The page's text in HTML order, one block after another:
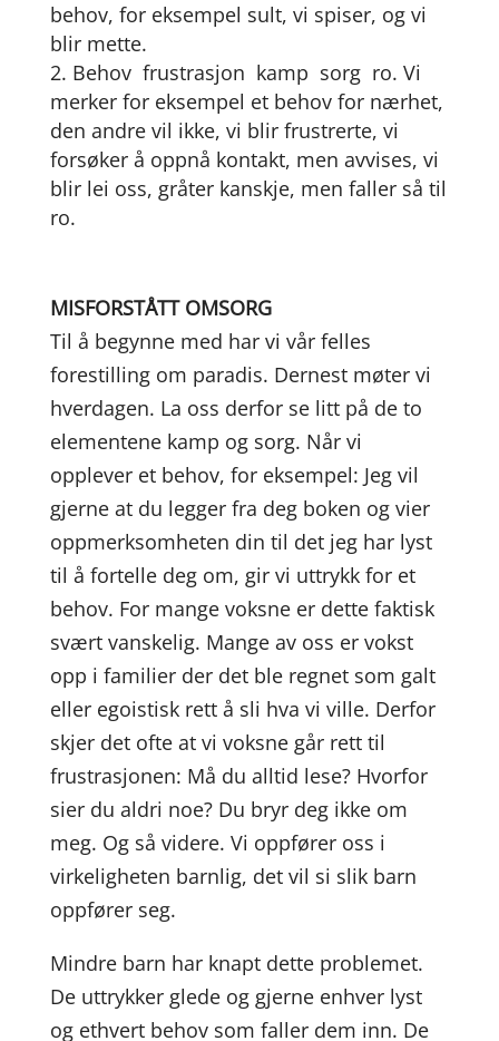
behov, for eksempel sult, vi spiser, og vi
blir mette.
Behov  frustrasjon  kamp  sorg  ro. Vi
merker for eksempel et behov for nærhet,
den andre vil ikke, vi blir frustrerte, vi
forsøker å oppnå kontakt, men avvises, vi
blir lei oss, gråter kanskje, men faller så til
ro.
MISFORSTÅTT OMSORG
Til å begynne med har vi vår felles
forestilling om paradis. Dernest møter vi
hverdagen. La oss derfor se litt på de to
elementene kamp og sorg. Når vi
opplever et behov, for eksempel: Jeg vil
gjerne at du legger fra deg boken og vier
oppmerksomheten din til det jeg har lyst
til å fortelle deg om, gir vi uttrykk for et
behov. For mange voksne er dette faktisk
svært vanskelig. Mange av oss er vokst
opp i familier der det ble regnet som galt
eller egoistisk rett å sli hva vi ville. Derfor
skjer det ofte at vi voksne går rett til
frustrasjonen: Må du alltid lese? Hvorfor
sier du aldri noe? Du bryr deg ikke om
meg. Og så videre. Vi oppfører oss i
virkeligheten barnlig, det vil si slik barn
oppfører seg.
Mindre barn har knapt dette problemet.
De uttrykker glede og gjerne enhver lyst
og ethvert behov som faller dem inn. De